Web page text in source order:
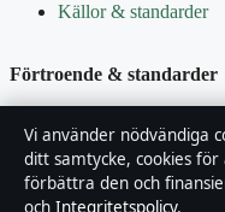
Källor & standarder
Förtroende & standarder
Redaktionell policy
Rättelsepolicy
Vi använder nödvändiga
ditt samtycke, cookies
förbättra den och
och Integritetspolicy.